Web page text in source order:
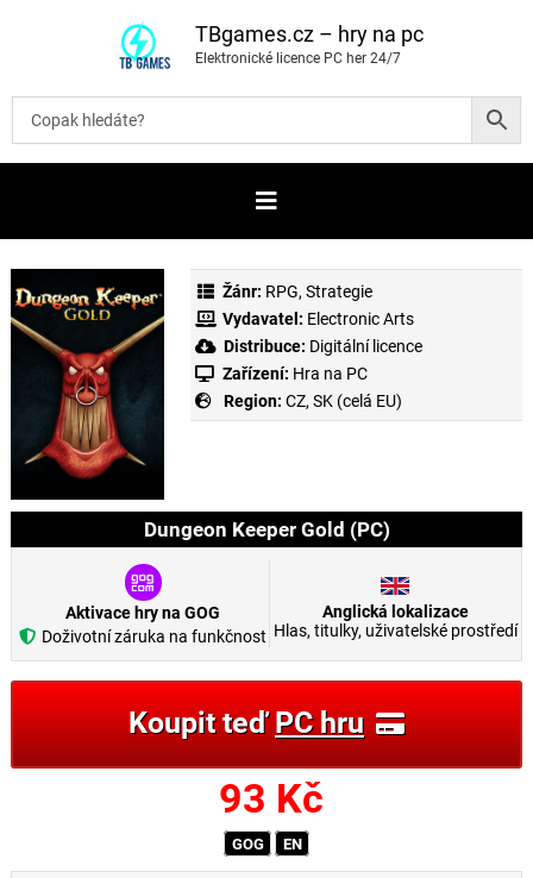
t
b
TBgames.cz – hry na pc
Elektronické licence PC her 24/7
Žánr: RPG, Strategie
Vydavatel: Electronic Arts
Distribuce: Digitální licence
Zařízení: Hra na PC
Region: CZ, SK (celá EU)
Dungeon Keeper Gold (PC)
Aktivace hry na GOG
Doživotní záruka na funkčnost
Anglická lokalizace
Hlas, titulky, uživatelské prostředí
Koupit teďPC hru
93 Kč
GOG EN